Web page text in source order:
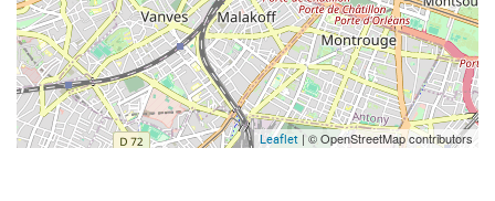
Leaflet | © OpenStreetMap contributors